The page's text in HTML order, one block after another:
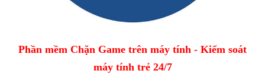
Phần mềm Chặn Game trên máy tính - Kiểm soát
máy tính trẻ 24/7